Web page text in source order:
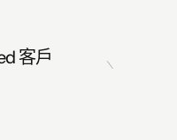
客戶